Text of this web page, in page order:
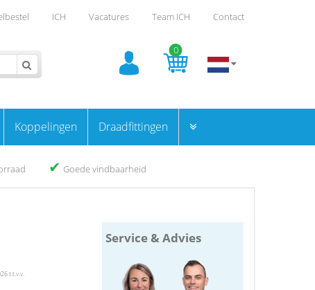
ICH Vacatures Team ICH Contact
0
Koppelingen Draadfittingen
✔ Goede vindbaarheid
t.t.v.v.
Service & Advies